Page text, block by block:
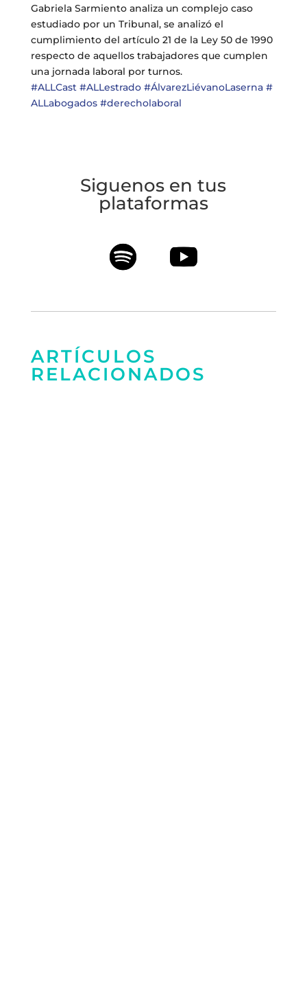
Gabriela Sarmiento analiza un complejo caso
estudiado por un Tribunal, se analizó el
cumplimiento del artículo 21 de la Ley 50 de 1990
respecto de aquellos trabajadores que cumplen
una jornada laboral por turnos.
#ALLCast #ALLestrado #ÁlvarezLiévanoLaserna #
ALLabogados #derecholaboral
Siguenos en tus
plataformas
ARTÍCULOS
RELACIONADOS